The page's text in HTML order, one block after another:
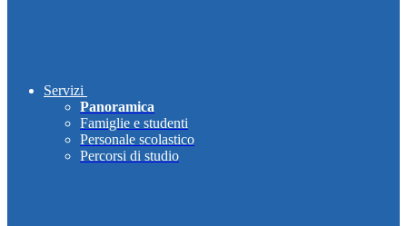
Servizi
Panoramica
Famiglie e studenti
Personale scolastico
Percorsi di studio